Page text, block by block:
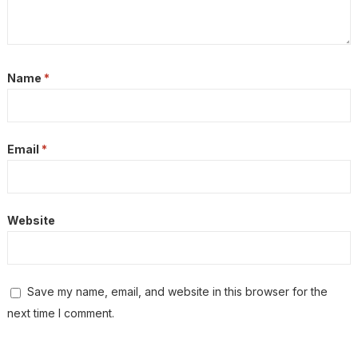
Name *
Email *
Website
Save my name, email, and website in this browser for the
next time I comment.